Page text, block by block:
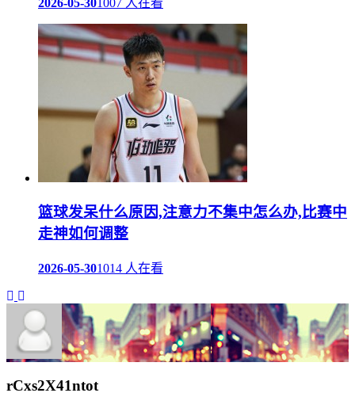
篮球发呆什么原因,注意力不集中怎么办,比赛中
走神如何调整
2026-05-301014 人在看
rCxs2X41ntot